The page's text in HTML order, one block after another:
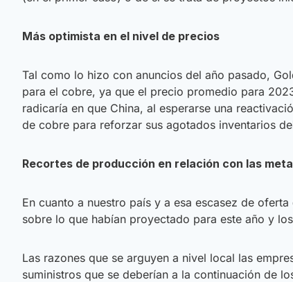
Más optimista en el nivel de precios
Tal como lo hizo con anuncios del año pasado,
para el cobre, ya que el precio promedio para
radicaría en que China, al esperarse una
de cobre para reforzar sus agotados inventarios
Recortes de producción en relación con las
En cuanto a nuestro país y a esa escasez de
sobre lo que habían proyectado para este año y
Las razones que se arguyen a nivel local las
suministros que se deberían a la continuación de